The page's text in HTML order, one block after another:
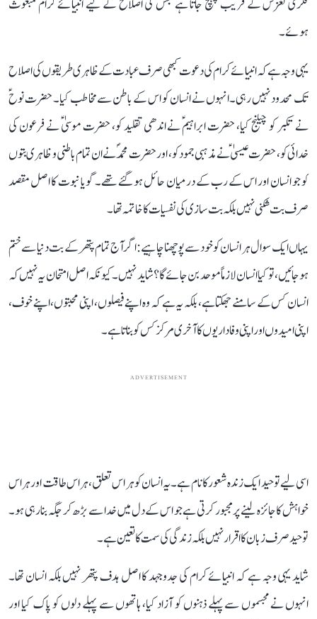
فکری لغزش کے قریب پہنچ جاتا ہے جس کی اصلاح کے لیے انبیائے کرام مبعوث
ہوئے۔
یہی وجہ ہے کہ انبیائے کرام کی دعوت کبھی صرف عبادت کے ظاہری طریقوں کی اصلاح
تک محدود نہیں رہی۔ انہوں نے انسان کو اس کے باطن سے مخاطب کیا۔ حضرت نوحؑ
نے تکبر کو چیلنج کیا، حضرت ابراہیمؑ نے اندھی تقلید کو، حضرت موسیٰؑ نے فرعون کی
خدائی کو، حضرت عیسیٰؑ نے مذہبی جمود کو، اور حضرت محمدؐ نے ان تمام باطنی و ظاہری بتوں
کو جو انسان اور اس کے رب کے درمیان حائل ہو گئے تھے۔ گویا نبوت کا اصل مقصد
صرف بت شکنی نہیں بلکہ بت سازی کی نفسیات کا خاتمہ تھا۔
یہاں ایک سوال ہر انسان کو خود سے پوچھنا چاہیے: اگر آج تمام پتھر کے بت دنیا سے ختم
ہو جائیں، تو کیا انسان لازماً موحد بن جائے گا؟ شاید نہیں۔ کیونکہ اصل امتحان یہ نہیں کہ
انسان کس کے سامنے جھکتا ہے، بلکہ یہ ہے کہ وہ اپنے فیصلوں، اپنی محبتوں، اپنے خوف،
اپنی امیدوں اور اپنی وفاداریوں کا آخری مرکز کس کو بناتا ہے۔
ADVERTISEMENT
اسی لیے توحید ایک زندہ شعور کا نام ہے۔ یہ انسان کو ہر اس تعلق، ہر اس طاقت اور ہر اس
خواہش کا جائزہ لینے پر مجبور کرتی ہے جو اس کے دل میں خدا سے بڑھ کر جگہ بنا رہی ہو۔
توحید صرف زبان کا اقرار نہیں بلکہ زندگی کی سمت کا تعین ہے۔
شاید یہی وجہ ہے کہ انبیائے کرام کی جدوجہد کا اصل ہدف پتھر نہیں بلکہ انسان تھا۔
انہوں نے مجسموں سے پہلے ذہنوں کو آزاد کیا، ہاتھوں سے پہلے دلوں کو پاک کیا اور